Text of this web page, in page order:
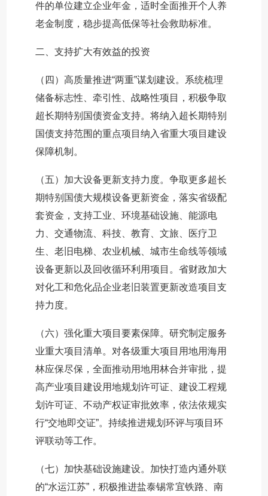
件的单位建立企业年金，适时全面推开个人养
老金制度，稳步提高低保等社会救助标准。
二、支持扩大有效益的投资
（四）高质量推进“两重”谋划建设。系统梳理
储备标志性、牵引性、战略性项目，积极争取
超长期特别国债资金支持。将纳入超长期特别
国债支持范围的重点项目纳入省重大项目建设
保障机制。
（五）加大设备更新支持力度。争取更多超长
期特别国债大规模设备更新资金，落实省级配
套资金，支持工业、环境基础设施、能源电
力、交通物流、科技、教育、文旅、医疗卫
生、老旧电梯、农业机械、城市生命线等领域
设备更新以及回收循环利用项目。省财政加大
对化工和危化品企业老旧装置更新改造项目支
持力度。
（六）强化重大项目要素保障。研究制定服务
业重大项目清单。对各级重大项目用地用海用
林应保尽保，全面推动用地用林合并审批，提
高产业项目建设用地规划许可证、建设工程规
划许可证、不动产权证审批效率，依法依规实
行“交地即交证”。持续推进规划环评与项目环
评联动等工作。
（七）加快基础设施建设。加快打造内通外联
的“水运江苏”，积极推进盐泰锡常宜铁路、南